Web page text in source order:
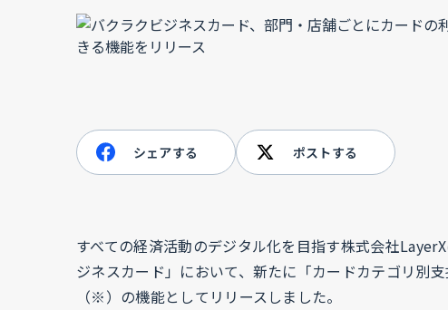
シェアする ポストする
すべての経済活動のデジタル化を目指す株式会社
ジネスカード」において、新たに「カードカテゴリ別
（※）の機能としてリリースしました。